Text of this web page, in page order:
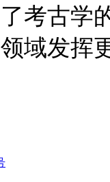
考古学
域发挥